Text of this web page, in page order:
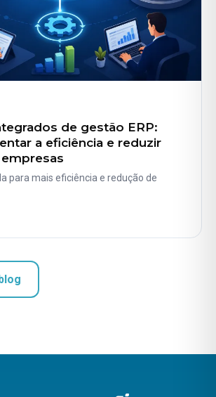
de gestão ERP:
a eficiência e reduzir
para mais eficiência e redução de